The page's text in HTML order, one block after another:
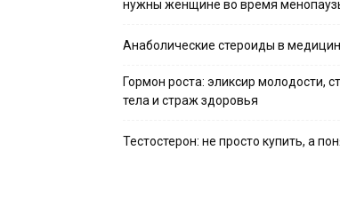
нужны женщине во время
Анаболические стероиды в
Гормон роста: эликсир молодости,
тела и страж здоровья
Тестостерон: не просто купить, а